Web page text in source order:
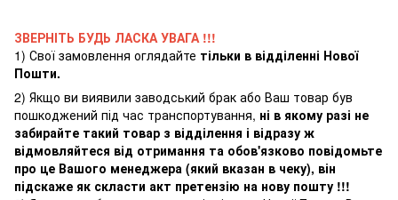
ЗВЕРНІТЬ БУДЬ ЛАСКА УВАГА !!!
1) Свої замовлення оглядайте тільки в відділенні Нової
Пошти.
2) Якщо ви виявили заводський брак або Ваш товар був
пошкоджений під час транспортування, ні в якому разі не
забирайте такий товар з відділення і відразу ж
відмовляйтеся від отримання та обов'язково повідомьте
про це Вашого менеджера (який вказан в чеку), він
підскаже як скласти акт претензію на нову пошту !!!